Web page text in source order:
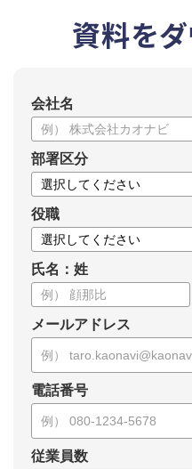
資料を
会社名
部署区分
役職
氏名：姓
メールアドレス
電話番号
従業員数